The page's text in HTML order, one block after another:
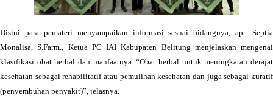
Disini para pemateri menyampaikan informasi sesuai bidangnya, apt. Septia
Monalisa, S.Farm., Ketua PC IAI Kabupaten Belitung menjelaskan mengenai
klasifikasi obat herbal dan manfaatnya. “Obat herbal untuk meningkatan derajat
kesehatan sebagai rehabilitatif atau pemulihan kesehatan dan juga sebagai kuratif
(penyembuhan penyakit)”, jelasnya.